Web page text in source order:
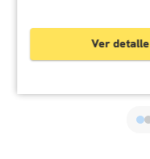
Ver detalle